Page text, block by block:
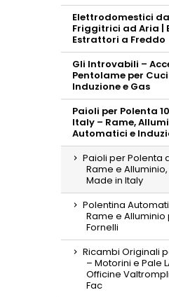
Elettrodomestici
Friggitrici ad Aria |
Estrattori a Freddo
Gli Introvabili –
Pentolame per
Induzione e Gas
Paioli per Polenta
Italy – Rame,
Automatici e
Paioli per Polenta
Rame e
Made in Italy
Polentina
Rame e Alluminio
Fornelli
Ricambi Originali
– Motorini e Pale
Officine
Fac